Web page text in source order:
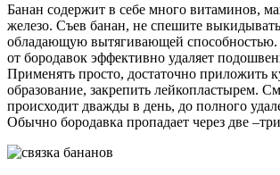
Банан содержит в себе много витаминов,
железо. Съев банан, не спешите
обладающую вытягивающей способностью.
от бородавок эффективно удаляет
Применять просто, достаточно приложить
образование, закрепить лейкопластырем.
происходит дважды в день, до полного
Обычно бородавка пропадает через две